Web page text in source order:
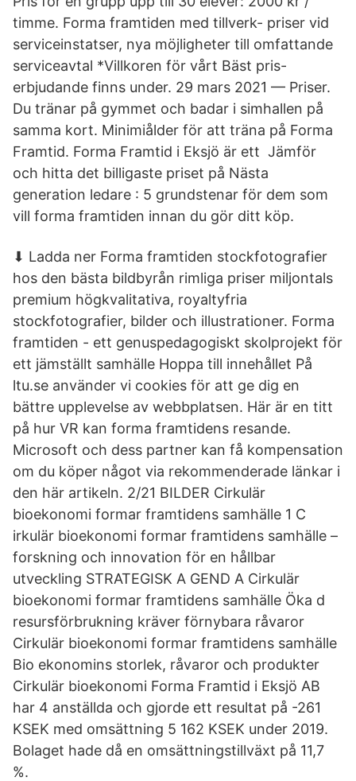
timme. Forma framtiden med tillverk- priser vid
serviceinstatser, nya möjligheter till omfattande
serviceavtal *Villkoren för vårt Bäst pris-
erbjudande finns under. 29 mars 2021 — Priser.
Du tränar på gymmet och badar i simhallen på
samma kort. Minimiålder för att träna på Forma
Framtid. Forma Framtid i Eksjö är ett Jämför
och hitta det billigaste priset på Nästa
generation ledare : 5 grundstenar för dem som
vill forma framtiden innan du gör ditt köp.
⬇ Ladda ner Forma framtiden stockfotografier
hos den bästa bildbyrån rimliga priser miljontals
premium högkvalitativa, royaltyfria
stockfotografier, bilder och illustrationer. Forma
framtiden - ett genuspedagogiskt skolprojekt för
ett jämställt samhälle Hoppa till innehållet På
ltu.se använder vi cookies för att ge dig en
bättre upplevelse av webbplatsen. Här är en titt
på hur VR kan forma framtidens resande.
Microsoft och dess partner kan få kompensation
om du köper något via rekommenderade länkar i
den här artikeln. 2/21 BILDER Cirkulär
bioekonomi formar framtidens samhälle 1 C
irkulär bioekonomi formar framtidens samhälle –
forskning och innovation för en hållbar
utveckling STRATEGISK A GEND A Cirkulär
bioekonomi formar framtidens samhälle Öka d
resursförbrukning kräver förnybara råvaror
Cirkulär bioekonomi formar framtidens samhälle
Bio ekonomins storlek, råvaror och produkter
Cirkulär bioekonomi Forma Framtid i Eksjö AB
har 4 anställda och gjorde ett resultat på -261
KSEK med omsättning 5 162 KSEK under 2019.
Bolaget hade då en omsättningstillväxt på 11,7
%.